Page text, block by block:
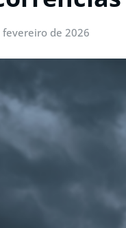
fevereiro de 2026